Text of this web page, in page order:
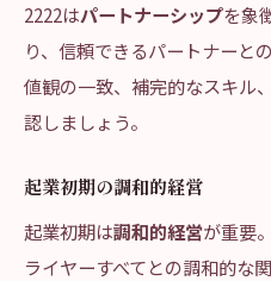
2222はパートナーシップを象
り、信頼できるパートナーと
値観の一致、補完的なスキル
認しましょう。
起業初期の調和的経営
起業初期は調和的経営が重要
ライヤーすべてとの調和的な